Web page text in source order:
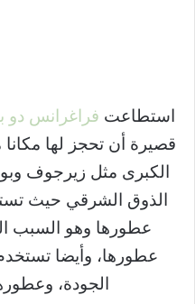
استطاعت فراغرانس دو
قصيرة أن تحجز لها
الكبرى مثل زيرجوف
الذوق الشرقي حيث
عطورها وهو السبب
عطورها، وأيضا
الجودة،